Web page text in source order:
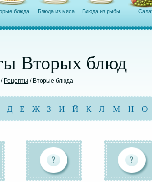
блюда Блюда из мяса Блюда из рыбы
Вторых блюд
/ Рецепты / Вторые блюда
Д Е Ж З И Й К Л М Н О